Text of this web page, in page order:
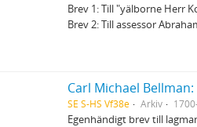
Brev 1: Till "yälborne Herr
Brev 2: Till assessor
Carl Michael
SE S-HS Vf38e Arkiv
Egenhändigt brev till